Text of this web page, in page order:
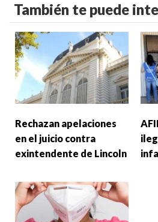
También te puede
Rechazan apelaciones
en el juicio contra
exintendente de Lincoln